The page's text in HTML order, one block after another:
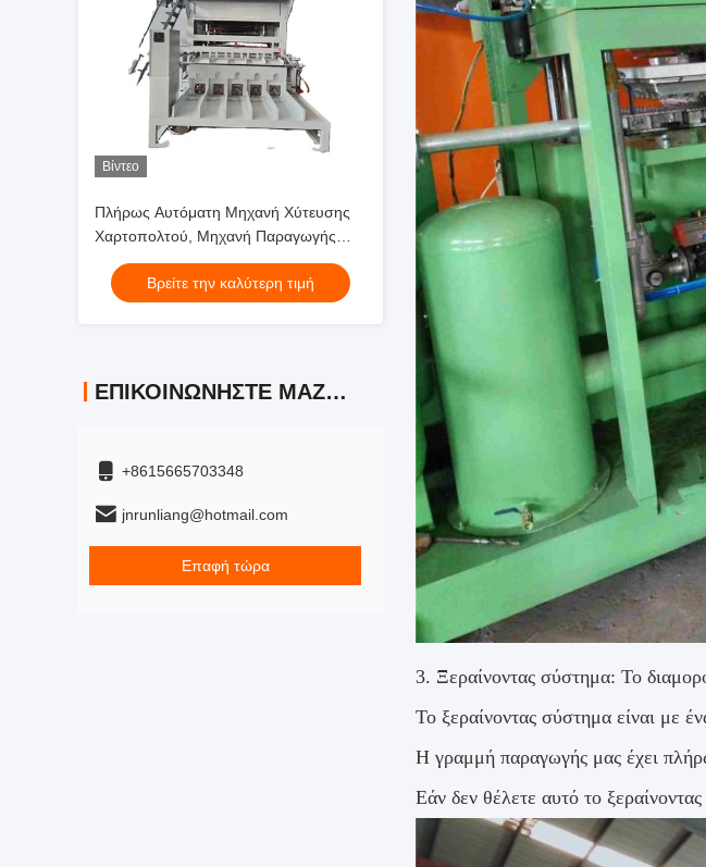
Βίντεο
Πλήρως Αυτόματη Μηχανή Χύτευσης
Χαρτοπολτού, Μηχανή Παραγωγής
Δίσκων Αυγών από Χαρτί, Γραμμή
Παραγωγής, Ελεγχόμενη από PLC,
Μεγάλης Χωρητικότητας, 5*8 Μούχλες,
Βρείτε την καλύτερη τιμή
ΕΠΙΚΟΙΝΩΝΉΣΤΕ ΜΑΖΊ ΜΑΣ
+8615665703348
jnrunliang@hotmail.com
Επαφή τώρα
3. Ξεραίνοντας σύστημα: Το
Το ξεραίνοντας σύστημα είναι με
Η γραμμή παραγωγής μας έχει